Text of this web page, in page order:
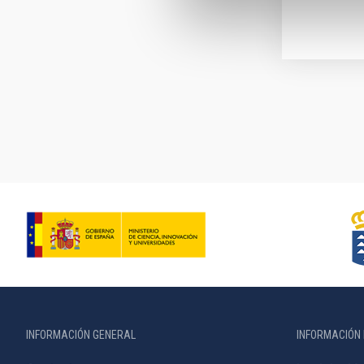
INFORMACIÓN GENERAL INFORMACIÓN